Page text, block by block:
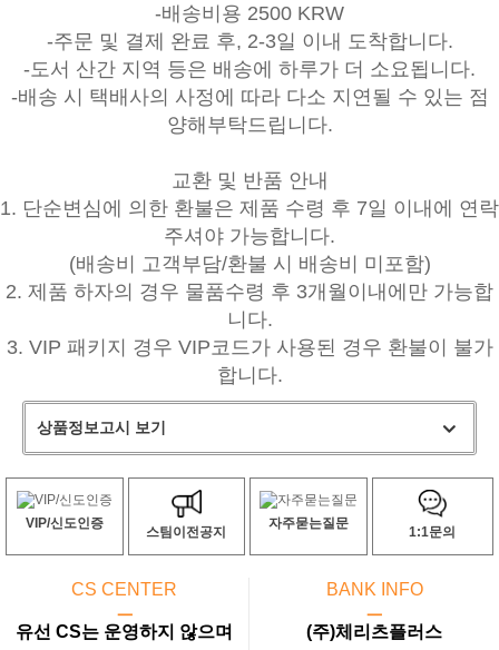
-배송비용 2500 KRW
-주문 및 결제 완료 후, 2-3일 이내 도착합니다.
-도서 산간 지역 등은 배송에 하루가 더 소요됩니다.
-배송 시 택배사의 사정에 따라 다소 지연될 수 있는 점
양해부탁드립니다.
교환 및 반품 안내
1. 단순변심에 의한 환불은 제품 수령 후 7일 이내에 연락
주셔야 가능합니다.
(배송비 고객부담/환불 시 배송비 미포함)
2. 제품 하자의 경우 물품수령 후 3개월이내에만 가능합
니다.
3. VIP 패키지 경우 VIP코드가 사용된 경우 환불이 불가
합니다.
상품정보고시 보기
VIP/신도인증
스팀이전공지
자주묻는질문
1:1문의
CS CENTER
ㅡ
유선 CS는 운영하지 않으며
BANK INFO
ㅡ
(주)체리츠플러스